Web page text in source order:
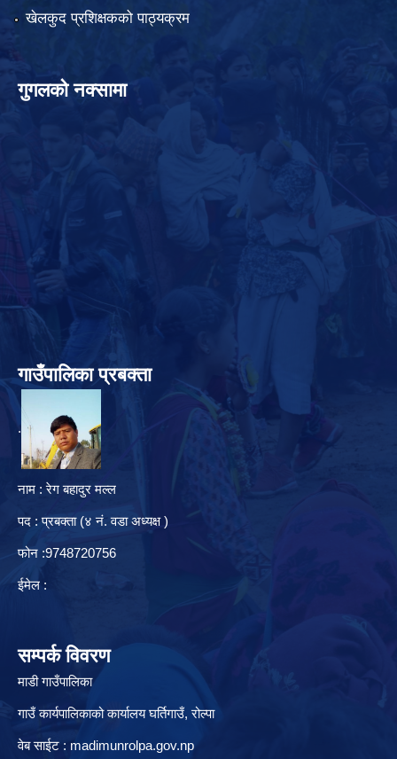
खेलकुद प्रशिक्षकको पाठ्यक्रम
गुगलको नक्सामा
गाउँपालिका प्रबक्ता
.
नाम : रेग बहादुर मल्ल
पद : प्रबक्ता (४ नं. वडा अध्यक्ष )
फोन :9748720756
ईमेल :
सम्पर्क विवरण
माडी गाउँपालिका
गाउँ कार्यपालिकाको कार्यालय घर्तिगाउँ, रो‍‍ल्पा
वेब साईट : madimunrolpa.gov.np